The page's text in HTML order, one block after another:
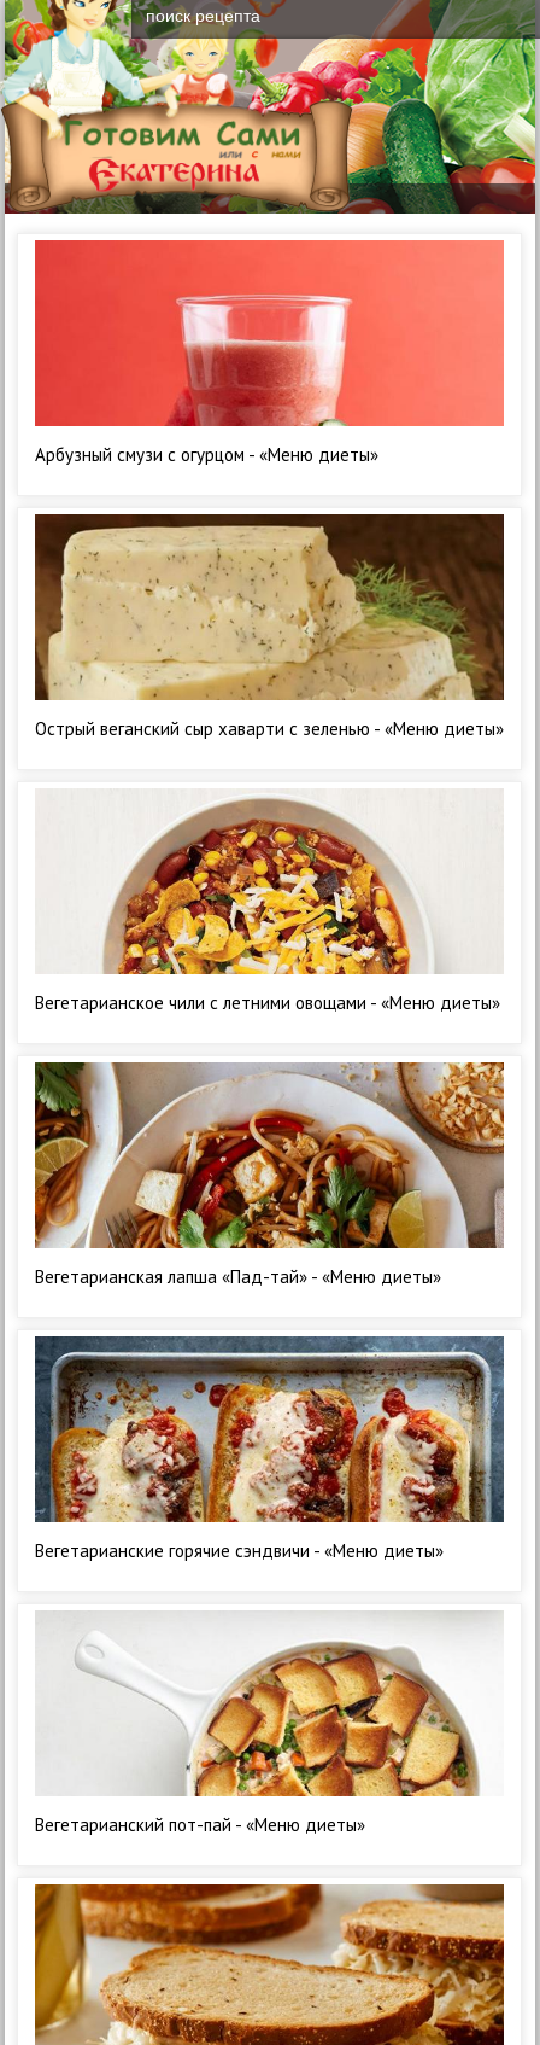
Арбузный смузи с огурцом - «Меню диеты»
Острый веганский сыр хаварти с зеленью - «Меню диеты»
Вегетарианское чили с летними овощами - «Меню диеты»
Вегетарианская лапша «Пад-тай» - «Меню диеты»
Вегетарианские горячие сэндвичи - «Меню диеты»
Вегетарианский пот-пай - «Меню диеты»